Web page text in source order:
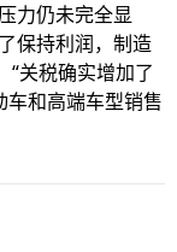
力仍未完全显
保持利润，制造
关税确实增加了
和高端车型销售